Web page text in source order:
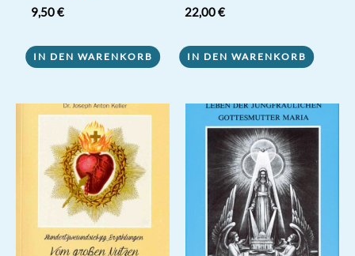
9,50€
IN DEN WARENKORB
22,00€
IN DEN WARENKORB